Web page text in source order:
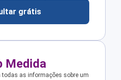
grátis
Medida
todas as informações sobre um